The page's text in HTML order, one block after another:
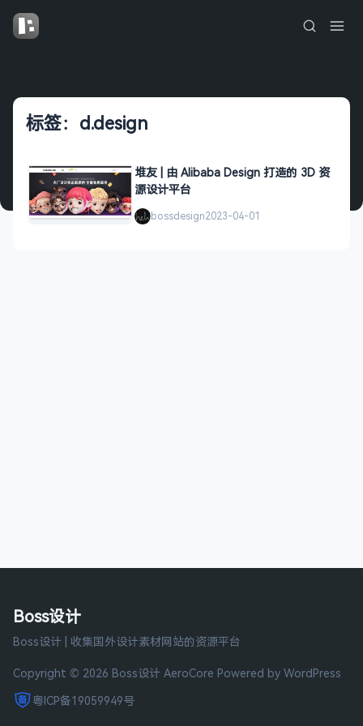
标签：d.design
堆友 | 由 Alibaba Design 打造的 3D 资
源设计平台
bossdesign2023-04-01
Boss设计
Boss设计 | 收集国外设计素材网站的资源平台
Copyright © 2026 Boss设计 AeroCore Powered by WordPress
粤ICP备19059949号